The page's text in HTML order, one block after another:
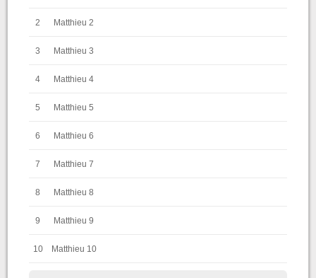
2 Matthieu 2
3 Matthieu 3
4 Matthieu 4
5 Matthieu 5
6 Matthieu 6
7 Matthieu 7
8 Matthieu 8
9 Matthieu 9
10 Matthieu 10